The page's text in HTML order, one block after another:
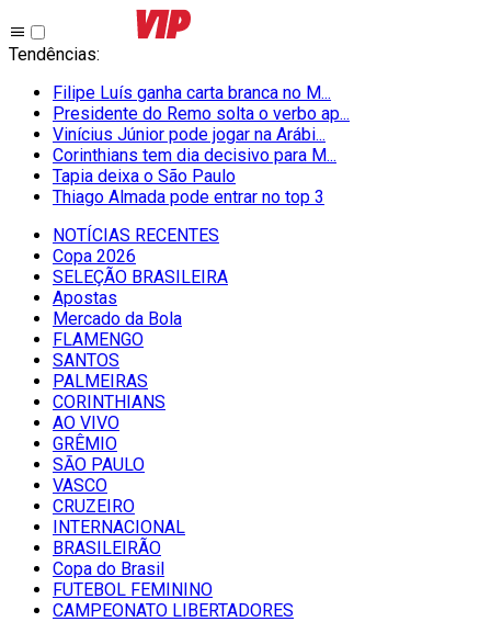
Tendências:
Filipe Luís ganha carta branca no M...
Presidente do Remo solta o verbo ap...
Vinícius Júnior pode jogar na Arábi...
Corinthians tem dia decisivo para M...
Tapia deixa o São Paulo
Thiago Almada pode entrar no top 3
NOTÍCIAS RECENTES
Copa 2026
SELEÇÃO BRASILEIRA
Apostas
Mercado da Bola
FLAMENGO
SANTOS
PALMEIRAS
CORINTHIANS
AO VIVO
GRÊMIO
SĀO PAULO
VASCO
CRUZEIRO
INTERNACIONAL
BRASILEIRÃO
Copa do Brasil
FUTEBOL FEMININO
CAMPEONATO LIBERTADORES